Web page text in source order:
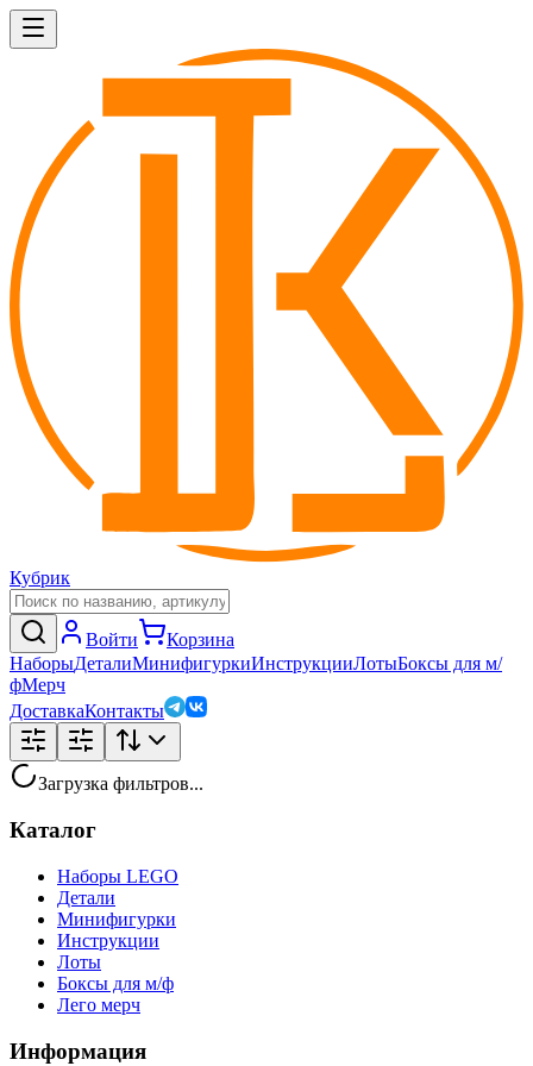
Кубрик
Войти
Корзина
НаборыДеталиМинифигуркиИнструкцииЛотыБоксы для м/
фМерч
ДоставкаКонтакты
Загрузка фильтров...
Каталог
Наборы LEGO
Детали
Минифигурки
Инструкции
Лоты
Боксы для м/ф
Лего мерч
Информация